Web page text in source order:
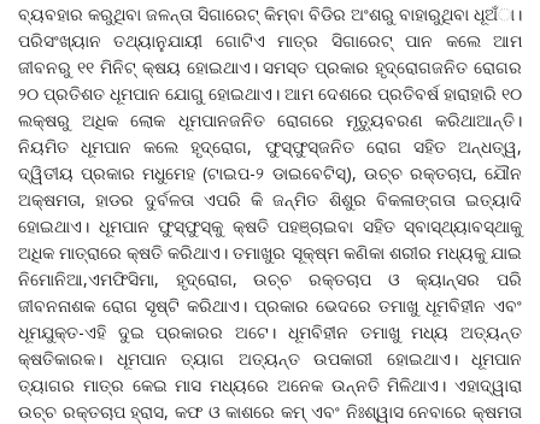
ବ୍ୟବହାର କରୁଥିବା ଜଳନ୍ତା ସିଗାରେଟ୍‌ କିମ୍ବା ବିଡିର ଅଂଶରୁ ବାହାରୁଥିବା ଧୂଅଁା।
ପରିସଂଖ୍ୟାନ ତଥ୍ୟାନୁଯାୟୀ ଗୋଟିଏ ମାତ୍ର ସିଗାରେଟ୍‌ ପାନ କଲେ ଆମ
ଜୀବନରୁ ୧୧ ମିନିଟ୍‌ କ୍ଷୟ ହୋଇଥାଏ। ସମସ୍ତ ପ୍ରକାର ହୃଦ୍‌ରୋଗଜନିତ ରୋଗର
୨୦ ପ୍ରତିଶତ ଧୂମପାନ ଯୋଗୁ ହୋଇଥାଏ। ଆମ ଦେଶରେ ପ୍ରତିବର୍ଷ ହାରାହାରି ୧୦
ଲକ୍ଷରୁ ଅଧିକ ଲୋକ ଧୂମପାନଜନିତ ରୋଗରେ ମୃତ୍ୟୁବରଣ କରିଥାଆନ୍ତି।
ନିୟମିତ ଧୂମପାନ କଲେ ହୃଦ୍‌ରୋଗ, ଫୁସ୍‌ଫୁସ୍‌ଜନିତ ରୋଗ ସହିତ ଅନ୍ଧତ୍ୱ,
ଦ୍ୱିତୀୟ ପ୍ରକାର ମଧୁମେହ (ଟାଇପ-୨ ଡାଇବେଟିସ୍‌), ଉଚ୍ଚ ରକ୍ତଚାପ, ଯୌନ
ଅକ୍ଷମତା, ହାଡର ଦୁର୍ବଳତା ଏପରି କି ଜନ୍ମିତ ଶିଶୁର ବିକଳାଙ୍ଗତା ଇତ୍ୟାଦି
ହୋଇଥାଏ। ଧୂମପାନ ଫୁସ୍‌ଫୁସ୍‌କୁ କ୍ଷତି ପହଞ୍ଚାଇବା ସହିତ ସ୍ବାସ୍ଥ୍ୟାବସ୍ଥାକୁ
ଅଧିକ ମାତ୍ରାରେ କ୍ଷତି କରିଥାଏ। ତମାଖୁର ସୂକ୍ଷ୍ମ କଣିକା ଶରୀର ମଧ୍ୟକୁ ଯାଇ
ନିମୋନିଆ,ଏମଫିସିମା, ହୃଦ୍‌ରୋଗ, ଉଚ୍ଚ ରକ୍ତଚାପ ଓ କ୍ୟାନ୍‌ସର ପରି
ଜୀବନନାଶକ ରୋଗ ସୃଷ୍ଟି କରିଥାଏ। ପ୍ରକାର ଭେଦରେ ତମାଖୁ ଧୂମବିହୀନ ଏବଂ
ଧୂମଯୁକ୍ତ-ଏହି ଦୁଇ ପ୍ରକାରର ଅଟେ। ଧୂମବିହୀନ ତମାଖୁ ମଧ୍ୟ ଅତ୍ୟନ୍ତ
କ୍ଷତିକାରକ। ଧୂମପାନ ତ୍ୟାଗ ଅତ୍ୟନ୍ତ ଉପକାରୀ ହୋଇଥାଏ। ଧୂମପାନ
ତ୍ୟାଗର ମାତ୍ର କେଇ ମାସ ମଧ୍ୟରେ ଅନେକ ଉନ୍ନତି ମିଳିଥାଏ। ଏହାଦ୍ୱାରା
ଉଚ୍ଚ ରକ୍ତଚାପ ହ୍ରାସ, କଫ ଓ କାଶରେ କମ୍‌ ଏବଂ ନିଃଶ୍ୱାସ ନେବାରେ କ୍ଷମତା